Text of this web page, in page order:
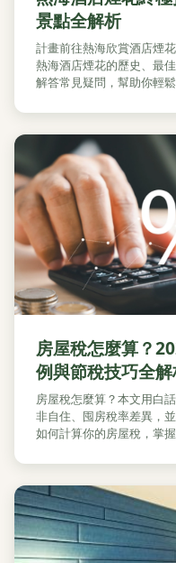
景點全解析
計畫前往熱海欣賞酒店煙
熱海酒店煙花的歷史、最
解答常見疑問，幫助你輕鬆
房屋稅怎麼算？
例與節稅技巧全
房屋稅怎麼算？本文用白
非自住、囤房稅率差異，
如何計算你的房屋稅，掌